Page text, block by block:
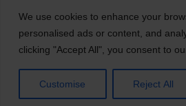
We use cookies to enhance your
personalised ads or content, and
clicking "Accept All", you consent to
Customise Reject All
Trotse bouwervan